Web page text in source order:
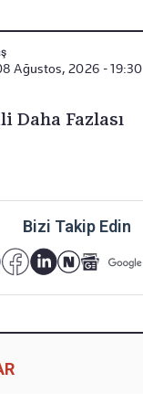
Ağustos, 2026 - 19:30
Daha Fazlası
Bizi Takip Edin